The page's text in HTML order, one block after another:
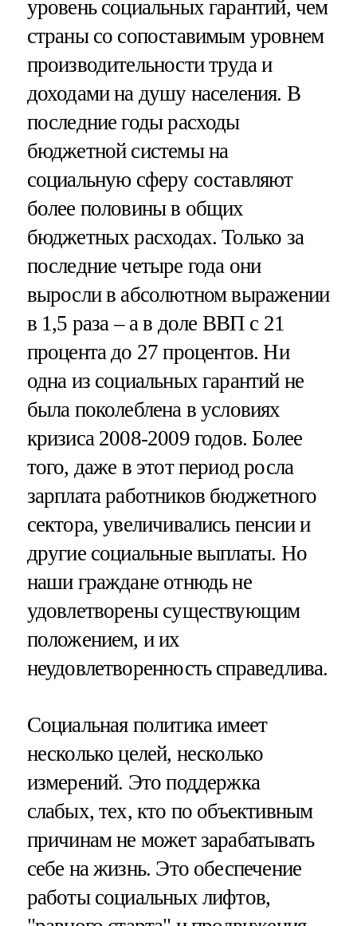
уровень социальных гарантий, чем
страны со сопоставимым уровнем
производительности труда и
доходами на душу населения. В
последние годы расходы
бюджетной системы на
социальную сферу составляют
более половины в общих
бюджетных расходах. Только за
последние четыре года они
выросли в абсолютном выражении
в 1,5 раза – а в доле ВВП с 21
процента до 27 процентов. Ни
одна из социальных гарантий не
была поколеблена в условиях
кризиса 2008-2009 годов. Более
того, даже в этот период росла
зарплата работников бюджетного
сектора, увеличивались пенсии и
другие социальные выплаты. Но
наши граждане отнюдь не
удовлетворены существующим
положением, и их
неудовлетворенность справедлива.
Социальная политика имеет
несколько целей, несколько
измерений. Это поддержка
слабых, тех, кто по объективным
причинам не может зарабатывать
себе на жизнь. Это обеспечение
работы социальных лифтов,